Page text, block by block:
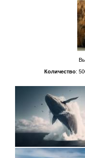
Количество: